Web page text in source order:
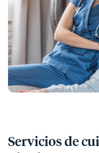
Servicios de